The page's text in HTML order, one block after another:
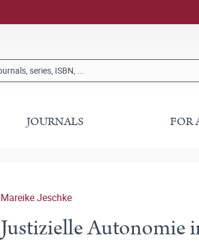
JOURNALS FOR
Mareike Jeschke
Justizielle Autonomie